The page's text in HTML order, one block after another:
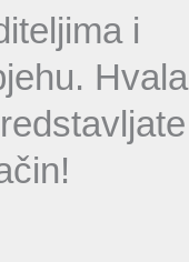
i
Hvala